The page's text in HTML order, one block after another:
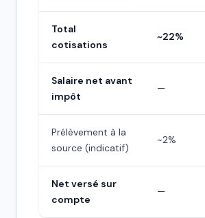
Total
cotisations
~22%
Salaire net avant
impôt
—
Prélèvement à la
source (indicatif)
~2%
Net versé sur
compte
—